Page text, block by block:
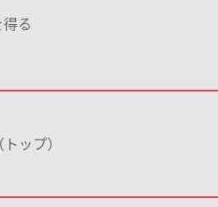
る
ップ）